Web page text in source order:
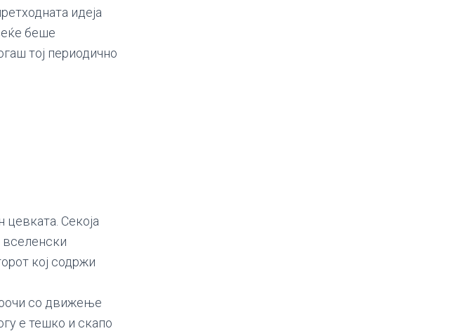
идеја
беше
тој периодично
цевката. Секоја
вселенски
кој содржи
со движење
е тешко и скапо